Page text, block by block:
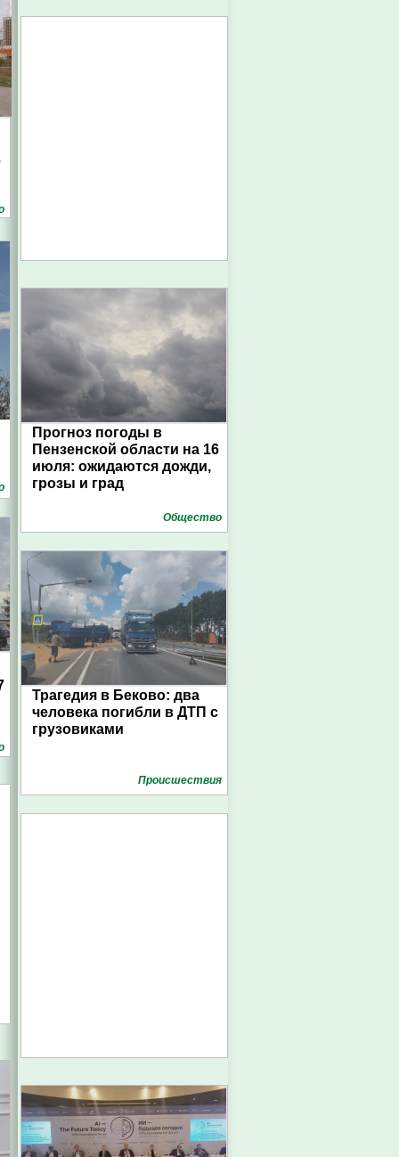
Прогноз погоды в
Пензенской области на 16
июля: ожидаются дожди,
грозы и град
Общество
Трагедия в Беково: два
человека погибли в ДТП с
грузовиками
Проиcшествия